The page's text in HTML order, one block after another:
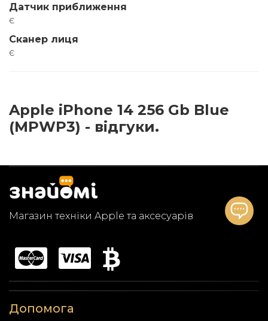
Датчик приближення
є
Сканер лиця
є
Apple iPhone 14 256 Gb Blue
(MPWP3) - відгуки.
Магазин техніки Apple та аксесуарів
Допомога